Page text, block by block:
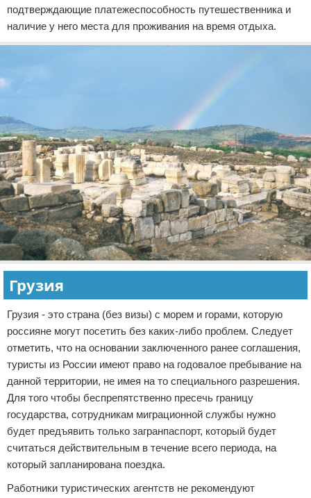
подтверждающие платежеспособность путешественника и
наличие у него места для проживания на время отдыха.
Грузия
Грузия - это страна (без визы) с морем и горами, которую
россияне могут посетить без каких-либо проблем. Следует
отметить, что на основании заключенного ранее соглашения,
туристы из России имеют право на годовалое пребывание на
данной территории, не имея на то специального разрешения.
Для того чтобы беспрепятственно пресечь границу
государства, сотрудникам миграционной службы нужно
будет предъявить только загранпаспорт, который будет
считаться действительным в течение всего периода, на
который запланирована поездка.
Работники туристических агентств не рекомендуют